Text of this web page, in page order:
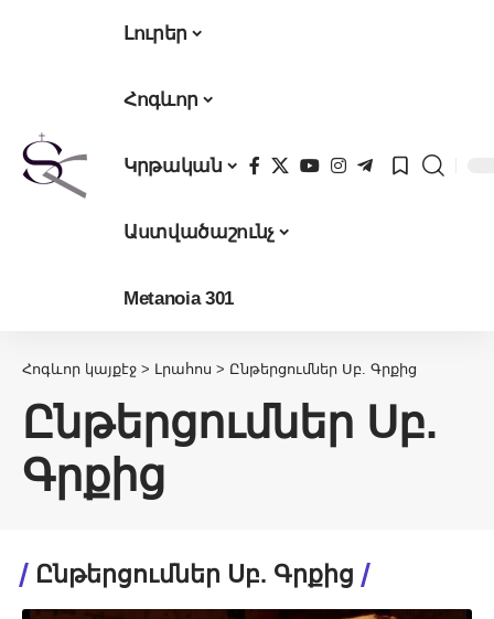
Լուրեր
Հոգևոր
Կրթական
Աստվածաշունչ
Metanoia 301
Հոգևոր կայքէջ > Լրահոս > Ընթերցումներ Սբ. Գրքից
Ընթերցումներ Սբ.
Գրքից
Ընթերցումներ Սբ. Գրքից